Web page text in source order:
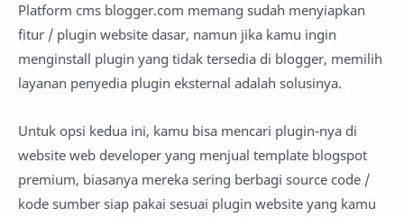
Platform cms blogger.com memang sudah menyiapkan
fitur / plugin website dasar, namun jika kamu ingin
menginstall plugin yang tidak tersedia di blogger, memilih
layanan penyedia plugin eksternal adalah solusinya.
Untuk opsi kedua ini, kamu bisa mencari plugin-nya di
website web developer yang menjual template blogspot
premium, biasanya mereka sering berbagi source code /
kode sumber siap pakai sesuai plugin website yang kamu